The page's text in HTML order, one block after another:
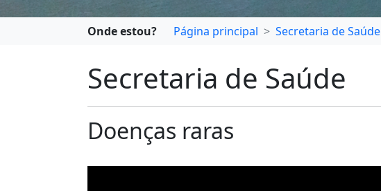
Onde estou? Página principal Secretaria de Saúde
Secretaria de Saúde
Doenças raras